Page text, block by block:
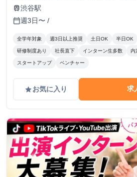
train渋谷駅
calendar_today週3日〜 /
全学年対象 週3日以上推奨 土日OK 半日OK
研修制度あり 社長直下 インターン生多数 内
スタートアップ ベンチャー
gradeお気に入り 求